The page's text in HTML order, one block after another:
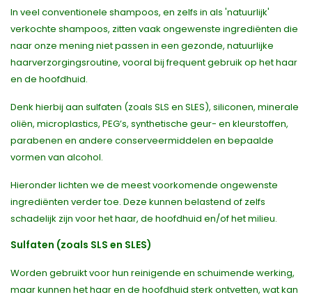
In veel conventionele shampoos, en zelfs in als 'natuurlijk'
verkochte shampoos, zitten vaak ongewenste ingrediënten die
naar onze mening niet passen in een gezonde, natuurlijke
haarverzorgingsroutine, vooral bij frequent gebruik op het haar
en de hoofdhuid.
Denk hierbij aan sulfaten (zoals SLS en SLES), siliconen, minerale
oliën, microplastics, PEG’s, synthetische geur- en kleurstoffen,
parabenen en andere conserveermiddelen en bepaalde
vormen van alcohol.
Hieronder lichten we de meest voorkomende ongewenste
ingrediënten verder toe. Deze kunnen belastend of zelfs
schadelijk zijn voor het haar, de hoofdhuid en/of het milieu.
Sulfaten (zoals SLS en SLES)
Worden gebruikt voor hun reinigende en schuimende werking,
maar kunnen het haar en de hoofdhuid sterk ontvetten, wat kan